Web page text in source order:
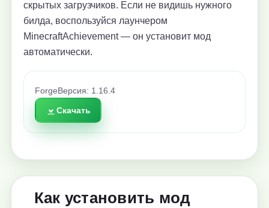
скрытых загрузчиков. Если не видишь нужного
билда, воспользуйся лаунчером
MinecraftAchievement — он установит мод
автоматически.
Forge Версия: 1.16.4
Скачать
Как установить мод